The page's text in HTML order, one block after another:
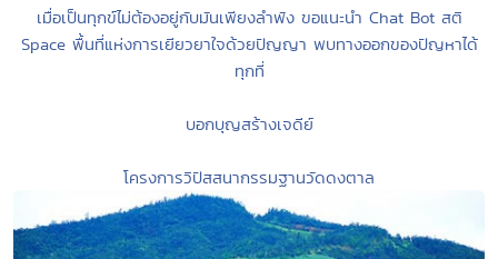
เมื่อเป็นทุกข์ไม่ต้องอยู่กับมันเพียงลำพัง ขอแนะนำ Chat Bot สติ
Space พื้นที่แห่งการเยียวยาใจด้วยปัญญา พบทางออกของปัญหาได้
ทุกที่
บอกบุญสร้างเจดีย์
โครงการวิปัสสนากรรมฐานวัดดงตาล